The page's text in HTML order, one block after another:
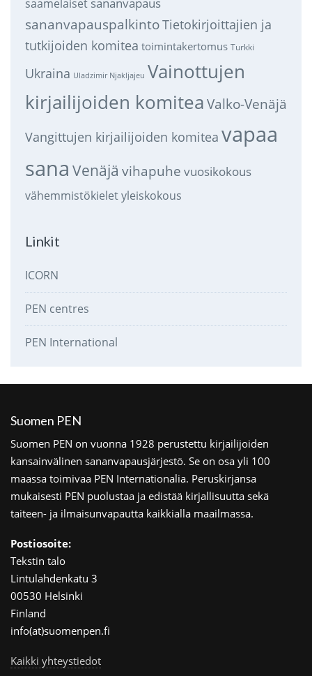
saamelaiset
sananvapauspalkintoTietokirjoittajien ja
tutkijoiden komitea toimintakertomus Turkki
Ukraina Uladzimir Njakljajeu Vainottujen
kirjailijoiden komitea Valko-Venäjä
Vangittujen kirjailijoiden komitea vapaa
sana Venäjä vihapuhe vuosikokous
vähemmistökieletyleiskokous
Linkit
ICORN
PEN centres
PEN International
Suomen PEN
Suomen PEN on vuonna 1928 perustettu kirjailijoiden
kansainvälinen sananvapausjärjestö. Se on osa yli 100
maassa toimivaa PEN Internationalia. Peruskirjansa
mukaisesti PEN puolustaa ja edistää kirjallisuutta sekä
taiteen- ja ilmaisunvapautta kaikkialla maailmassa.
Postiosoite:
Tekstin talo
Lintulahdenkatu 3
00530 Helsinki
Finland
info(at)suomenpen.fi
Kaikki yhteystiedot